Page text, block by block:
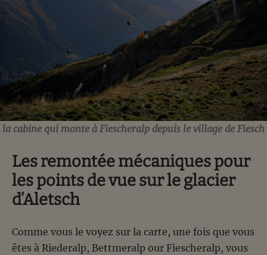
la cabine qui monte à Fiescheralp depuis le village de Fiesch
Les remontée mécaniques pour
les points de vue sur le glacier
d’Aletsch
Comme vous le voyez sur la carte, une fois que vous
êtes à Riederalp, Bettmeralp our Fiescheralp, vous